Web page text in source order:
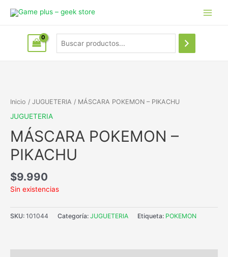
Inicio / JUGUETERIA / MÁSCARA POKEMON – PIKACHU
JUGUETERIA
MÁSCARA POKEMON –
PIKACHU
$9.990
Sin existencias
SKU: 101044 Categoría: JUGUETERIA Etiqueta: POKEMON